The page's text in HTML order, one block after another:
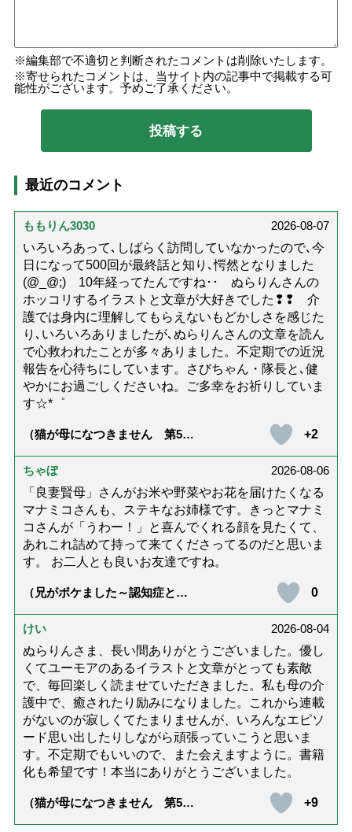
編集部で不適切と判断されたコメントは削除いたします。
寄せられたコメントは、当サイト内の記事中で掲載する可
能性がございます。予めご了承ください。
最近のコメント
ももりん3030
2026-08-07
いろいろあって､しばらく訪問していなかったので､今
日になって500回が最終話と知り､愕然となりました
(@_@;) 10年経ってたんですね･･ ぬらりんさんの
ホッコリするイラストと文章が大好きでした❢❢ 介
護では身内に理解してもらえないもどかしさを感じた
り､いろいろありましたが､ぬらりんさんの文章を読ん
で心救われたことが多々ありました。不定期での近況
報告を心待ちにしています。さびちゃん・隊長と､健
やかにお過ごしくださいね。ご多幸をお祈りしていま
す☆*゜
（猫が母になつきません 第500
+2
ちゃぼ
2026-08-06
「良妻賢母」さんがお米や野菜やお花を届けたくなる
マナミコさんも、ステキなお姉様です。きっとマナミ
コさんが「うわー！」と喜んでくれる顔を見たくて、
あれこれ詰めて持って来てくださってるのだと思いま
す。 お二人とも良いお友達ですね。
（兄がボケました～認知症と介
達』が届きました」）
0
けい
2026-08-04
ぬらりんさま、長い間ありがとうございました。優し
くてユーモアのあるイラストと文章がとっても素敵
で、毎回楽しく読ませていただきました。私も母の介
護中で、癒されたり励みになりました。これから連載
がないのが寂しくてたまりませんが、いろんなエピソ
ード思い出したりしながら頑張っていこうと思いま
す。不定期でもいいので、また会えますように。書籍
化も希望です！本当にありがとうございました。
（猫が母になつきません 第500
+9